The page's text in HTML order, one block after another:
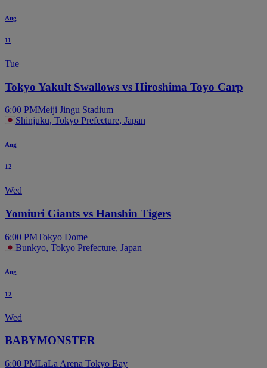
Aug
11
Tue
Tokyo Yakult Swallows vs Hiroshima Toyo Carp
6:00 PMMeiji Jingu Stadium
Shinjuku, Tokyo Prefecture, Japan
Aug
12
Wed
Yomiuri Giants vs Hanshin Tigers
6:00 PMTokyo Dome
Bunkyo, Tokyo Prefecture, Japan
Aug
12
Wed
BABYMONSTER
6:00 PMLaLa Arena Tokyo Bay